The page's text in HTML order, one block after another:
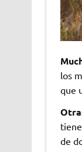
los
que
de